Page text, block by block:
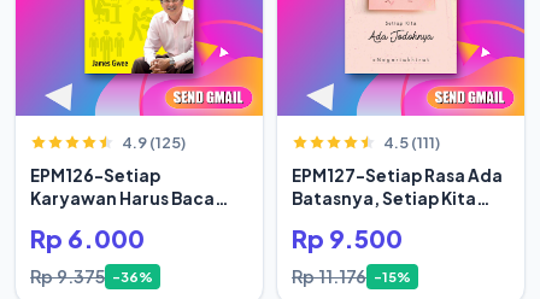
4.9 (125)
EPM126-Setiap
Karyawan Harus Baca
Rp 6.000
Rp 9.375 -36%
4.5 (111)
EPM127-Setiap Rasa Ada
Batasnya, Setiap Kita
Rp 9.500
Rp 11.176 -15%